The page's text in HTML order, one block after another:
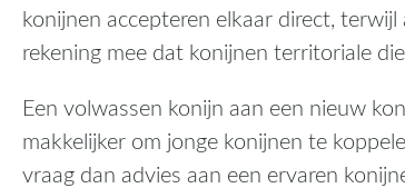
konijnen accepteren elkaar direct,
rekening mee dat konijnen territoriale
Een volwassen konijn aan een nieuw
makkelijker om jonge konijnen te
vraag dan advies aan een ervaren